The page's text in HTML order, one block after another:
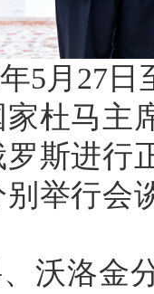
5月27
杜马主
罗斯进行
举行会
沃洛金